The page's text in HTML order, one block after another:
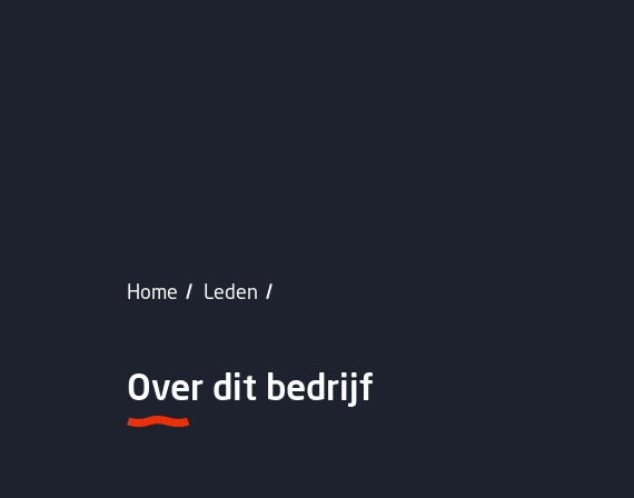
Home Leden
Over dit bedrijf